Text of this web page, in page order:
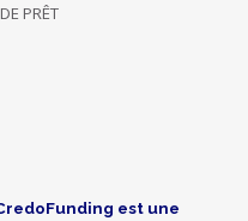
PRÊT
est une